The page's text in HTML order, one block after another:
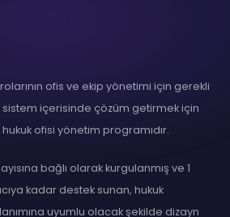
ofis ve ekip yönetimi için gerekli
sistem içerisinde çözüm getirmek için
ofisi yönetim programıdır.
bağlı olarak kurgulanmış ve 1
kadar destek sunan, hukuk
uyumlu olacak şekilde dizayn